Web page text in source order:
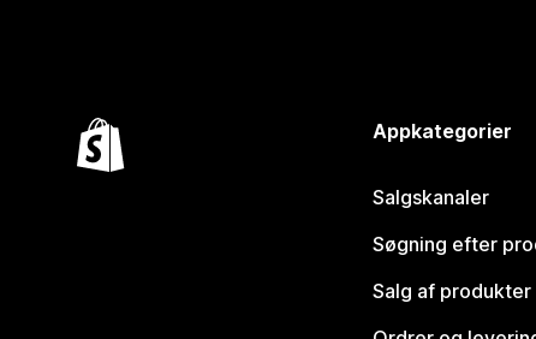
Appkategorier
Salgskanaler
Søgning efter
Salg af produkter